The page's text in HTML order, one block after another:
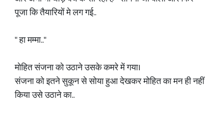
पूजा कि तैयारियों मे लग गई..
" हा मम्मा.."
मोहित संजना को उठाने उसके कमरे में गया।
संजना को इतने सुकून से सोया हुआ देखकर मोहित का मन ही नहीं
किया उसे उठाने का..